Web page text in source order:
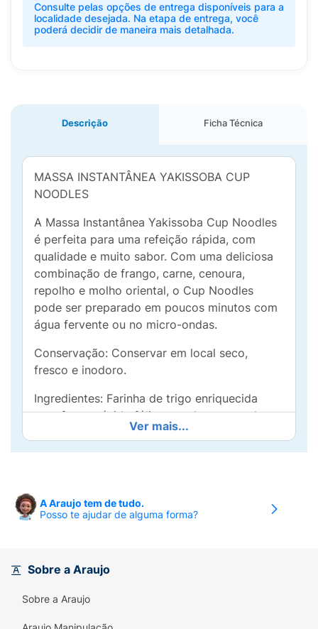
Consulte pelas opções de entrega disponíveis para a
localidade desejada. Na etapa de entrega, você
poderá decidir de maneira mais detalhada.
Descrição Ficha Técnica
MASSA INSTANTÂNEA YAKISSOBA CUP
NOODLES
A Massa Instantânea Yakissoba Cup Noodles
é perfeita para uma refeição rápida, com
qualidade e muito sabor. Com uma deliciosa
combinação de frango, carne, cenoura,
repolho e molho oriental, o Cup Noodles
pode ser preparado em poucos minutos com
água fervente ou no micro-ondas.
Conservação: Conservar em local seco,
fresco e inodoro.
Ingredientes: Farinha de trigo enriquecida
com ferro e ácido fólico, gordura vegetal,
tempero sabor yakissoba tradicional, fécula
de mandioca, proteína de soja texturizada
anéis, alho em pó, realçadores de sabor
glutamato monossódico, inosinato dissódico
potássio e ácido cítrico, corantes caramelo IV,
caramelo III, estabilizantes hexametafosfato
de sódio, tripolifosfato de sódio e pirofosfato
Ver mais...
A Araujo tem de tudo.
Posso te ajudar de alguma forma?
Sobre a Araujo
Sobre a Araujo